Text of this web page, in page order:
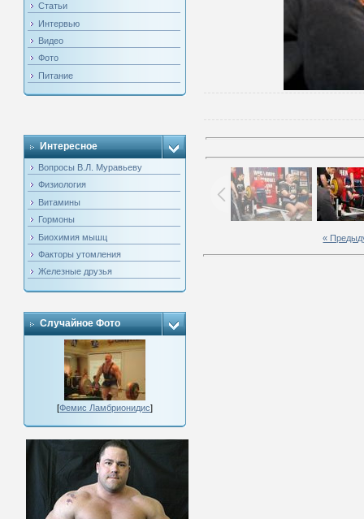
Статьи
Интервью
Видео
Фото
Питание
Интересное
Вопросы В.Л. Муравьеву
Физиология
Витамины
Гормоны
Биохимия мышц
Факторы утомления
Железные друзья
Случайное Фото
[Фемис Ламбрионидис]
«